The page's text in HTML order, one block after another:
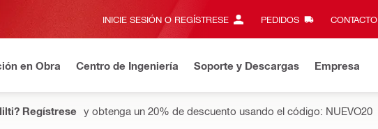
INICIE SESIÓN O REGÍSTRESE PEDIDOS CONTACTO‎
en Obra Centro de Ingeniería Soporte y Descargas Empresa
Regístrese y obtenga un 20% de descuento usando el código: NUEVO20